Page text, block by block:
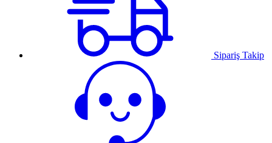
Sipariş Takip